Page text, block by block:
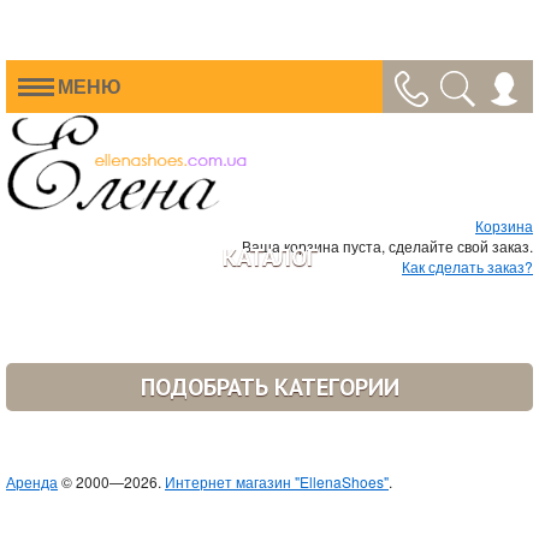
МЕНЮ
Корзина
Ваша корзина пуста, сделайте свой заказ.
Как сделать заказ?
КАТАЛОГ
ПОДОБРАТЬ КАТЕГОРИИ
Аренда © 2000—2026. Интернет магазин "EllenaShoes".